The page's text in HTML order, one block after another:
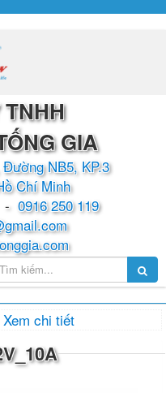
GIA
NB5, KP.3
Chí Minh
0916 250 119
Xem chi tiết